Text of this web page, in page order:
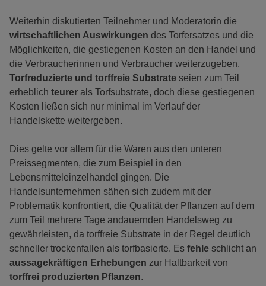
Weiterhin diskutierten Teilnehmer und Moderatorin die
wirtschaftlichen Auswirkungen des Torfersatzes und die
Möglichkeiten, die gestiegenen Kosten an den Handel und
die Verbraucherinnen und Verbraucher weiterzugeben.
Torfreduzierte und torffreie Substrate seien zum Teil
erheblich teurer als Torfsubstrate, doch diese gestiegenen
Kosten ließen sich nur minimal im Verlauf der
Handelskette weitergeben.
Dies gelte vor allem für die Waren aus den unteren
Preissegmenten, die zum Beispiel in den
Lebensmitteleinzelhandel gingen. Die
Handelsunternehmen sähen sich zudem mit der
Problematik konfrontiert, die Qualität der Pflanzen auf dem
zum Teil mehrere Tage andauernden Handelsweg zu
gewährleisten, da torffreie Substrate in der Regel deutlich
schneller trockenfallen als torfbasierte. Es fehle schlicht an
aussagekräftigen Erhebungen zur Haltbarkeit von
torffrei produzierten Pflanzen.